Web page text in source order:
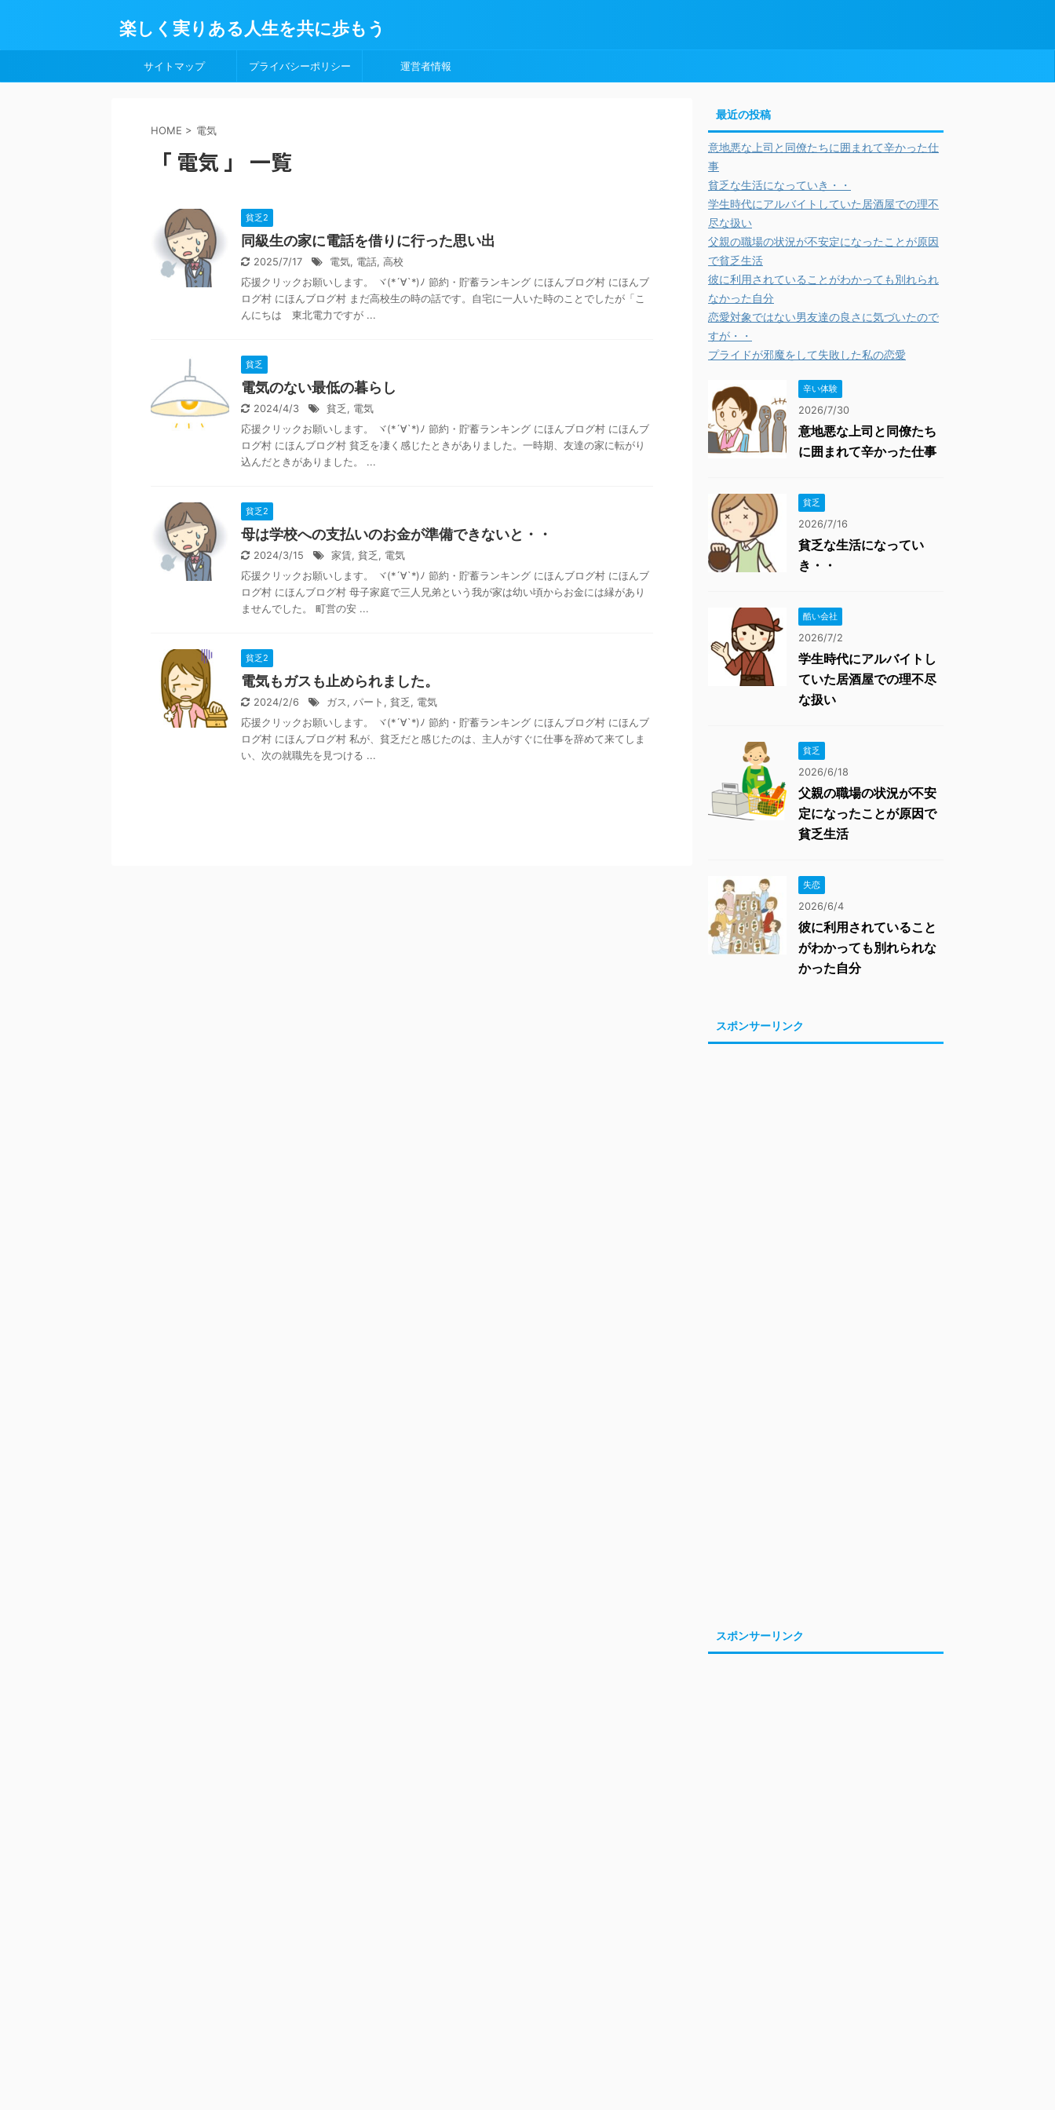
楽しく実りある人生を共に歩もう
サイトマップ プライバシーポリシー 運営者情報
HOME > 電気
「 電気 」 一覧
貧乏2
同級生の家に電話を借りに行った思い出
2025/7/17 電気, 電話, 高校
応援クリックお願いします。 ヾ(*´∀`*)ﾉ 節約・貯蓄ランキング にほんブログ村 にほんブ
ログ村 にほんブログ村 まだ高校生の時の話です。自宅に一人いた時のことでしたが「こ
んにちは 東北電力ですが ...
貧乏
電気のない最低の暮らし
2024/4/3 貧乏 , 電気
応援クリックお願いします。 ヾ(*´∀`*)ﾉ 節約・貯蓄ランキング にほんブログ村 にほんブ
ログ村 にほんブログ村 貧乏を凄く感じたときがありました。一時期、友達の家に転がり
込んだときがありました。 ...
貧乏2
母は学校への支払いのお金が準備できないと・・
2024/3/15 家賃, 貧乏 , 電気
応援クリックお願いします。 ヾ(*´∀`*)ﾉ 節約・貯蓄ランキング にほんブログ村 にほんブ
ログ村 にほんブログ村 母子家庭で三人兄弟という我が家は幼い頃からお金には縁があり
ませんでした。 町営の安 ...
貧乏2
電気もガスも止められました。
2024/2/6 ガス, パート , 貧乏 , 電気
応援クリックお願いします。 ヾ(*´∀`*)ﾉ 節約・貯蓄ランキング にほんブログ村 にほんブ
ログ村 にほんブログ村 私が、貧乏だと感じたのは、主人がすぐに仕事を辞めて来てしま
い、次の就職先を見つける ...
最近の投稿
意地悪な上司と同僚たちに囲まれて辛かった仕
事
貧乏な生活になっていき・・
学生時代にアルバイトしていた居酒屋での理不
尽な扱い
父親の職場の状況が不安定になったことが原因
で貧乏生活
彼に利用されていることがわかっても別れられ
なかった自分
恋愛対象ではない男友達の良さに気づいたので
すが・・
プライドが邪魔をして失敗した私の恋愛
辛い体験
2026/7/30
意地悪な上司と同僚たち
に囲まれて辛かった仕事
貧乏
2026/7/16
貧乏な生活になってい
き・・
酷い会社
2026/7/2
学生時代にアルバイトし
ていた居酒屋での理不尽
な扱い
貧乏
2026/6/18
父親の職場の状況が不安
定になったことが原因で
貧乏生活
失恋
2026/6/4
彼に利用されていること
がわかっても別れられな
かった自分
スポンサーリンク
スポンサーリンク